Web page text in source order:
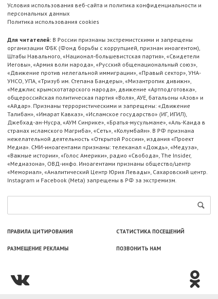
Условия использования веб-сайта и политика конфиденциальности и
персональных данных
Политика использования cookies
Для читателей: В России признаны экстремистскими и запрещены
организации ФБК (Фонд борьбы с коррупцией, признан иноагентом),
Штабы Навального, «Национал-большевистская партия», «Свидетели
Иеговы», «Армия воли народа», «Русский общенациональный союз»,
«Движение против нелегальной иммиграции», «Правый сектор», УНА-
УНСО, УПА, «Тризуб им. Степана Бандеры», «Мизантропик дивижн»,
«Меджлис крымскотатарского народа», движение «Артподготовка»,
общероссийская политическая партия «Воля», АУЕ, батальоны «Азов» и
«Айдар». Признаны террористическими и запрещены: «Движение
Талибан», «Имарат Кавказ», «Исламское государство» (ИГ, ИГИЛ),
Джебхад-ан-Нусра, «АУМ Синрике», «Братья-мусульмане», «Аль-Каида в
странах исламского Магриба», «Сеть», «Колумбайн». В РФ признана
нежелательной деятельность «Открытой России», издания «Проект
Медиа». СМИ-иноагентами признаны: телеканал «Дождь», «Медуза»,
«Важные истории», «Голос Америки», радио «Свобода», The Insider,
«Медиазона», ОВД-инфо. Иноагентами признаны общество/центр
«Мемориал», «Аналитический Центр Юрия Левады», Сахаровский центр.
Instagram и Facebook (Metа) запрещены в РФ за экстремизм.
ПРАВИЛА ЦИТИРОВАНИЯ СТАТИСТИКА ПОСЕЩЕНИЙ
РАЗМЕЩЕНИЕ РЕКЛАМЫ ПОЗВОНИТЬ НАМ